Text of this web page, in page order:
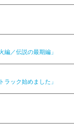
／伝説の最期編」
ック始めました」